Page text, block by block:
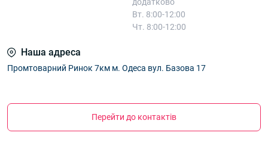
Вт. 8:00-12:00
Чт. 8:00-12:00
Наша адреса
Промтоварний Ринок 7км м. Одеса вул. Базова 17
Перейти до контактів